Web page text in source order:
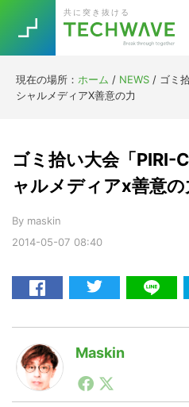
primary
navigation
main
content
primary
sidebar
footer
共に突き抜ける
現在の場所： ホーム / NEWS / ゴミ
シャルメディアX善意の力
2014-05-07 08:40
ゴミ拾い大会「PIRI-
ャルメディアx善意の
By maskin
Maskin
1990年代初頭から記
ートアップ業界のハー
TOPICS
RE:LIFE
Re:Work
AI
[Startup]
[Voice Edition]
[YouTube]
Trend 今話題の注目キーワード
5G Asana